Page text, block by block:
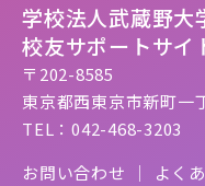
学校法人武蔵野大
校友サポートサイ
〒202-8585
東京都西東京市新町一
TEL：042-468-3203
お問い合わせ
よく